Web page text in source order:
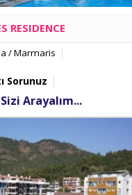
RESIDENCE
/ Marmaris
Sorunuz
Sizi Arayalım...